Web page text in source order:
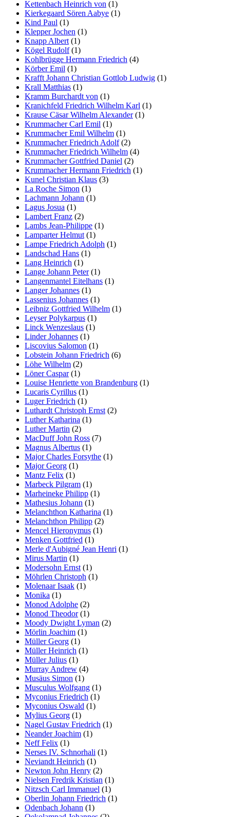
Kettenbach Heinrich von (1)
Kierkegaard Sören Aabye (1)
Kind Paul (1)
Klepper Jochen (1)
Knapp Albert (1)
Kögel Rudolf(1)
Kohlbrügge Hermann Friedrich (4)
Körber Emil (1)
Krafft Johann Christian Gottlob Ludwig (1)
Krall Matthias (1)
Kramm Burchardt von (1)
Kranichfeld Friedrich Wilhelm Karl (1)
Krause Cäsar Wilhelm Alexander(1)
Krummacher Carl Emil (1)
Krummacher Emil Wilhelm (1)
Krummacher Friedrich Adolf(2)
Krummacher Friedrich Wilhelm (4)
Krummacher Gottfried Daniel (2)
Krummacher Hermann Friedrich (1)
Kunel Christian Klaus (3)
La Roche Simon (1)
Lachmann Johann (1)
Lagus Josua (1)
Lambert Franz (2)
Lambs Jean-Philippe (1)
Lamparter Helmut (1)
Lampe Friedrich Adolph (1)
Landschad Hans (1)
Lang Heinrich (1)
Lange Johann Peter(1)
Langenmantel Eitelhans (1)
Langer Johannes (1)
Lassenius Johannes (1)
Leibniz Gottfried Wilhelm (1)
Leyser Polykarpus (1)
Linck Wenzeslaus (1)
Linder Johannes (1)
Liscovius Salomon (1)
Lobstein Johann Friedrich (6)
Löhe Wilhelm (2)
Löner Caspar(1)
Louise Henriette von Brandenburg (1)
Lucaris Cyrillus (1)
Luger Friedrich (1)
Luthardt Christoph Ernst (2)
Luther Katharina (1)
Luther Martin (2)
MacDuff John Ross (7)
Magnus Albertus (1)
Major Charles Forsythe (1)
Major Georg (1)
Mantz Felix (1)
Marbeck Pilgram (1)
Marheineke Philipp (1)
Mathesius Johann (1)
Melanchthon Katharina (1)
Melanchthon Philipp (2)
Mencel Hieronymus (1)
Menken Gottfried (1)
Merle d'Aubigné Jean Henri (1)
Mirus Martin (1)
Modersohn Ernst (1)
Möhrlen Christoph (1)
Molenaar Isaak (1)
Monika (1)
Monod Adolphe (2)
Monod Theodor(1)
Moody Dwight Lyman (2)
Mörlin Joachim (1)
Müller Georg (1)
Müller Heinrich (1)
Müller Julius (1)
Murray Andrew (4)
Musäus Simon (1)
Musculus Wolfgang (1)
Myconius Friedrich (1)
Myconius Oswald (1)
Mylius Georg (1)
Nagel Gustav Friedrich (1)
Neander Joachim (1)
Neff Felix (1)
Nerses IV. Schnorhali (1)
Neviandt Heinrich (1)
Newton John Henry (2)
Nielsen Fredrik Kristian (1)
Nitzsch Carl Immanuel (1)
Oberlin Johann Friedrich (1)
Odenbach Johann (1)